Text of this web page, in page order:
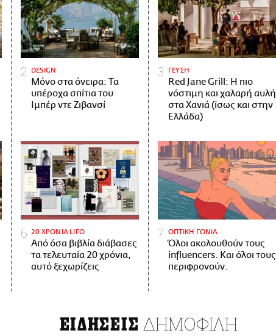
DESIGN
Μόνο στα όνειρα: Τα
υπέροχα σπίτια του
Ιμπέρ ντε Ζιβανσί
ΓΕΥΣΗ
Red Jane Grill: Η πιο
νόστιμη και χαλαρή αυλή
στα Χανιά (ίσως και στην
Ελλάδα)
20 ΧΡΟΝΙΑ LIFO
Από όσα βιβλία διάβασες
τα τελευταία 20 χρόνια,
αυτό ξεχωρίζεις
ΟΠΤΙΚΗ ΓΩΝΙΑ
Όλοι ακολουθούν τους
influencers. Και όλοι τους
περιφρονούν.
ΕΙΔΗΣΕΙΣ ΔΗΜΟΦΙΛΗ